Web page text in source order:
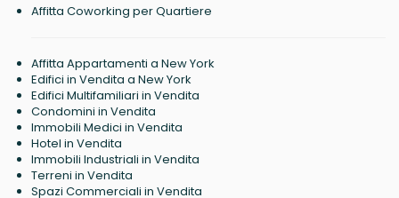
Affitta Coworking per Quartiere
Affitta Appartamenti a New York
Edifici in Vendita a New York
Edifici Multifamiliari in Vendita
Condomini in Vendita
Immobili Medici in Vendita
Hotel in Vendita
Immobili Industriali in Vendita
Terreni in Vendita
Spazi Commerciali in Vendita